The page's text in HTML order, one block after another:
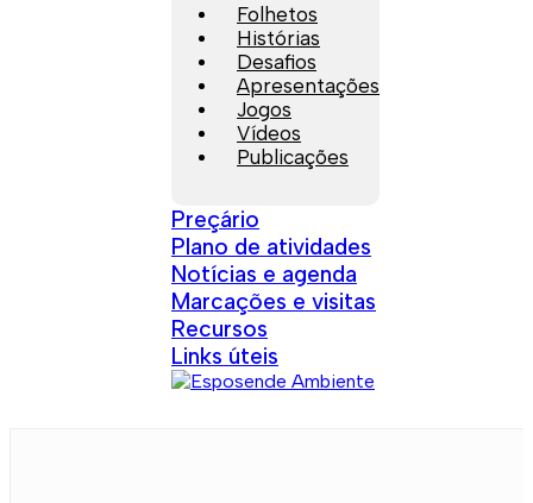
Folhetos
Histórias
Desafios
Apresentações
Jogos
Vídeos
Publicações
Preçário
Plano de atividades
Notícias e agenda
Marcações e visitas
Recursos
Links úteis